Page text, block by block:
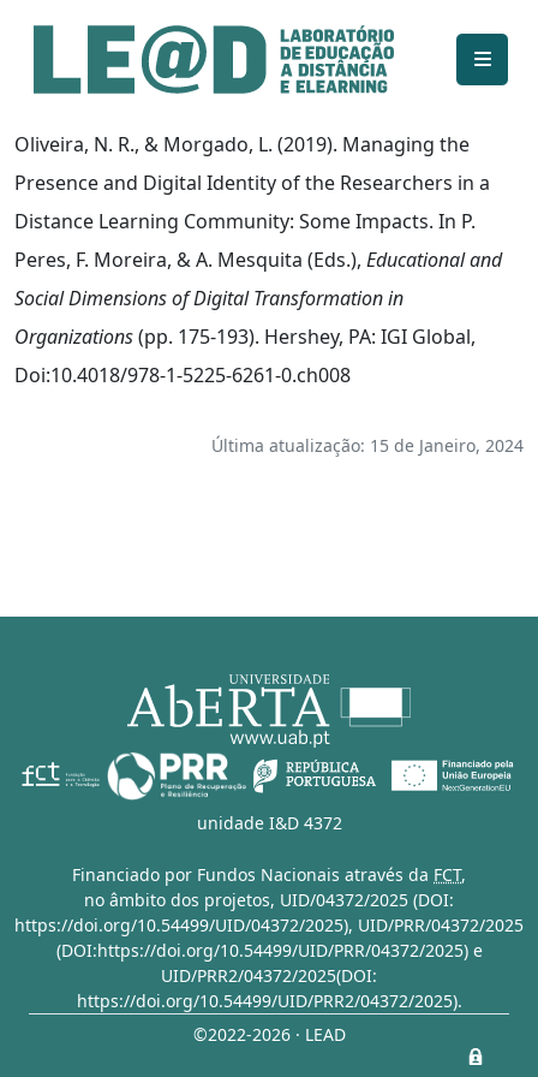
Ir para o conteúdo principal
Informações de acessibilidade
Mapa do site
Oliveira, N. R., & Morgado, L. (2019). Managing the
Presence and Digital Identity of the Researchers in a
Distance Learning Community: Some Impacts. In P.
Peres, F. Moreira, & A. Mesquita (Eds.), Educational and
Social Dimensions of Digital Transformation in
Organizations(pp. 175-193). Hershey, PA: IGI Global,
Doi:10.4018/978-1-5225-6261-0.ch008
Última atualização: 15 de Janeiro, 2024
unidade I&D 4372
Financiado por Fundos Nacionais através da FCT,
no âmbito dos projetos, UID/04372/2025 (DOI:
https://doi.org/10.54499/UID/04372/2025), UID/PRR/04372/2025
(DOI:https://doi.org/10.54499/UID/PRR/04372/2025)e
UID/PRR2/04372/2025(DOI:
https://doi.org/10.54499/UID/PRR2/04372/2025).
©2022-2026 · LEAD